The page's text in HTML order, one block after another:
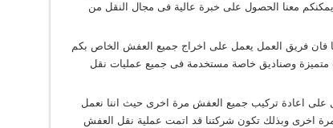
يمكنكم معنا الحصول على خبرة عالية فى مجال النقل من
فان فريق العمل يعمل على اخراج جميع العفش الخاص بكم
متميزة وصناديق خاصة مستخدمة فى جميع عمليات نقل
على اعادة تركيب جميع العفش مرة اخرى حيث اننا نعمل
اخرى وبذلك تكون شركتنا قد اتمت عملية نقل العفش